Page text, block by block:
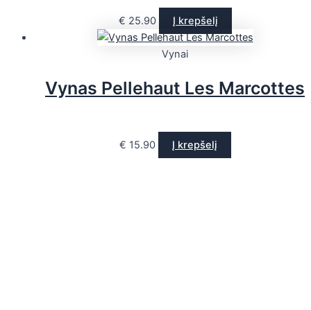
€ 25.90 Į krepšelį
Vynai
Vynas Pellehaut Les Marcottes
€ 15.90 Į krepšelį